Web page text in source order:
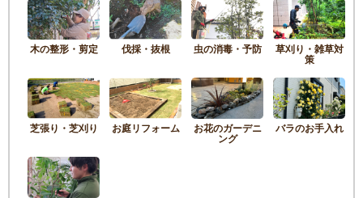
木の整形・剪定 伐採・抜根 虫の消毒・予防 草刈り・雑草対
策
芝張り・芝刈り お庭リフォーム お花のガーデニ
ング
バラのお手入れ